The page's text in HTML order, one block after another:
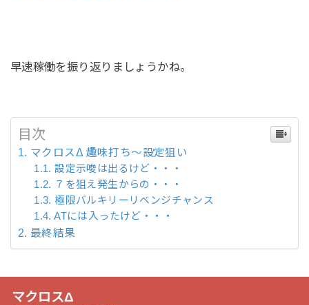
早速稼働を振り返りましょうかね。
目次
マクロスΔ 趣味打ち～設定狙い
設定示唆は出るけど・・・
７を狙え発生からの・・・
極限バルキリーリベンジチャンス
ATには入ったけど・・・
最終結果
マクロスΔ